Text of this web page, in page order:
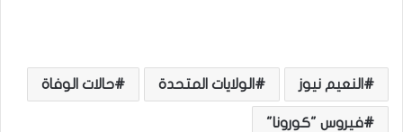
النعيم نيوز الولايات المتحدة حالات الوفاة
فيروس "كورونا"